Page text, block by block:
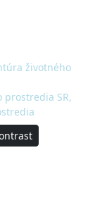
životného
prostredia SR,